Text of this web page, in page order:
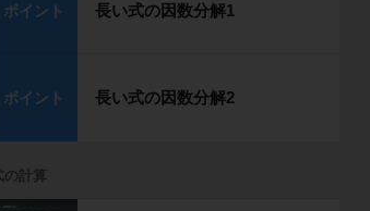
ポイント 長い式の因数分解1
ポイント 長い式の因数分解2
の計算